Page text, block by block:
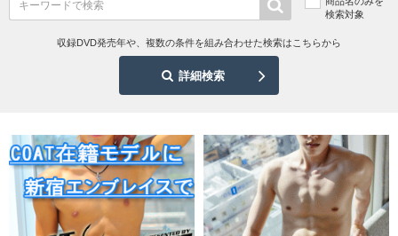
検索対象
収録DVD発売年や、複数の条件を組み合わせた検索はこちらから
詳細検索